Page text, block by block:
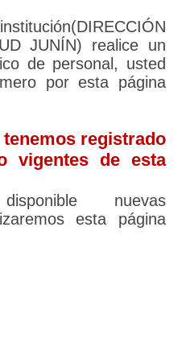
JUNÍN) realice un
de personal, usted
por esta página
registrado
vigentes de esta
nuevas
esta página